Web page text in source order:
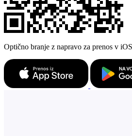
Optično branje z napravo za prenos v